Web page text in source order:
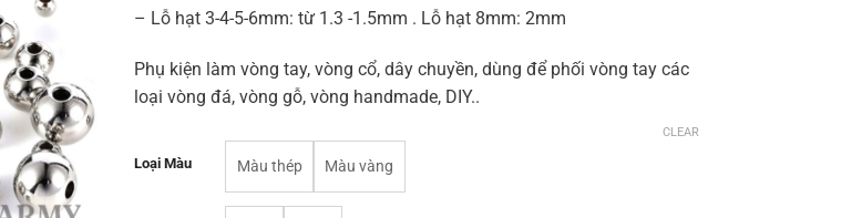
– Lỗ hạt 3-4-5-6mm: từ 1.3 -1.5mm . Lỗ hạt 8mm: 2mm
Phụ kiện làm vòng tay, vòng cổ, dây chuyền, dùng để phối vòng tay các
loại vòng đá, vòng gỗ, vòng handmade, DIY..
Loại Màu Màu thép Màu vàng
CLEAR